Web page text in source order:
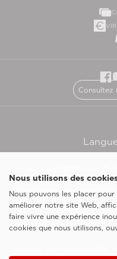
Esaote SpA ©2026 - Vat
Société soumise à la gestion et à
Management Consultancy
Clauses légales
Cookie Policy
Nous utilisons des
Nous pouvons les placer
améliorer notre site Web,
faire vivre une expérience
cookies que nous utilisons,